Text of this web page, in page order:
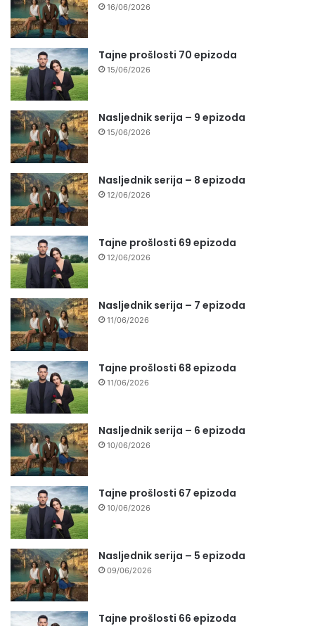
16/06/2026
Tajne prošlosti 70 epizoda
15/06/2026
Nasljednik serija – 9 epizoda
15/06/2026
Nasljednik serija – 8 epizoda
12/06/2026
Tajne prošlosti 69 epizoda
12/06/2026
Nasljednik serija – 7 epizoda
11/06/2026
Tajne prošlosti 68 epizoda
11/06/2026
Nasljednik serija – 6 epizoda
10/06/2026
Tajne prošlosti 67 epizoda
10/06/2026
Nasljednik serija – 5 epizoda
09/06/2026
Tajne prošlosti 66 epizoda